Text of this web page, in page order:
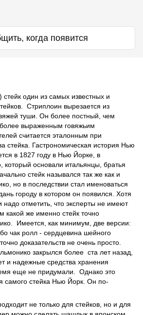
когда появится
один из самых известных и
Стриплоин вырезается из
туши. Он более постный, чем
выраженным говяжьим
считается эталонным при
стейка. Гастрономическая история Нью
в 1827 году в Нью Йорке, в
который основали итальянцы, братья
стейк назывался так же как и
но в последствии стал именоваться
городу в котором он появился. Хотя
надо отметить, что эксперты не имеют
какой же именно стейк точно
Имеется, как минимум, две версии:
чак ролл - сердцевина шейного
доказательств не очень просто.
закрылся более ста лет назад,
и надежные средства хранения
еще не придумали. Однако это
самого стейка Нью Йорк. Он по-
не только для стейков, но и для